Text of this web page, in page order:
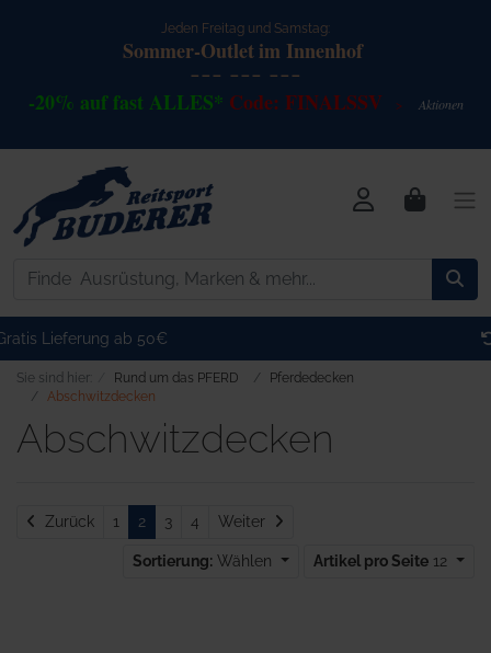
Jeden Freitag und Samstag:
Sommer-Outletim Innenhof
--- --- ---
-20% auf fast ALLES* Code: FINALSSV > Aktionen
Sie sind hier: Rund um das PFERD
Pferdedecken
Abschwitzdecken
Abschwitzdecken
ZurückZurück
1 2 3 4 Weiter
Sortierung: Wählen Artikel pro Seite 12